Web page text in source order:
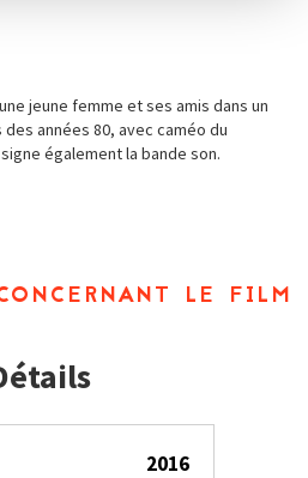
jeune femme et ses amis dans un
années 80, avec caméo du
également la bande son.
le film
2016